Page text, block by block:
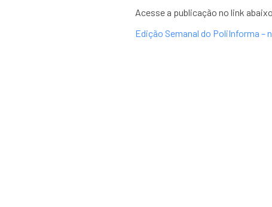
Acesse a publicação no link
Edição Semanal do PoliInforma –